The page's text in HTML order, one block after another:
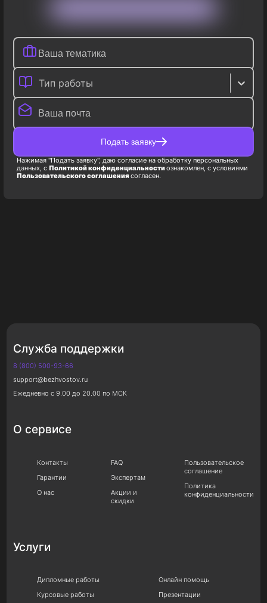
Тип работы
Подать заявку
Нажимая "Подать заявку", даю согласие на обработку персональных
данных, с Политикой конфиденциальностиознакомлен, с условиями
Пользовательского соглашения согласен.
Служба поддержки
8 (800) 500-93-66
support@bezhvostov.ru
Ежедневно с 9.00 до 20.00 по МСК
О сервисе
Контакты
Гарантии
О нас
FAQ
Экспертам
Акции и
скидки
Пользовательское
соглашение
Политика
конфиденциальности
Услуги
Дипломные работы
Курсовые работы
Онлайн помощь
Презентации